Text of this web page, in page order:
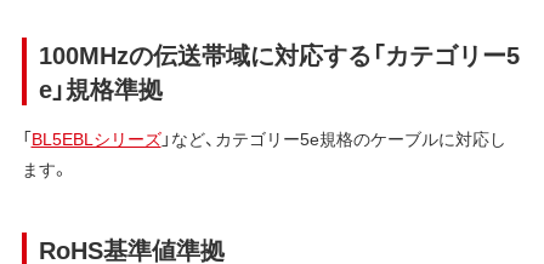
100MHzの伝送帯域に対応する「カテゴリー5
e」規格準拠
「BL5EBLシリーズ」など、カテゴリー5e規格のケーブルに対応し
ます。
RoHS基準値準拠